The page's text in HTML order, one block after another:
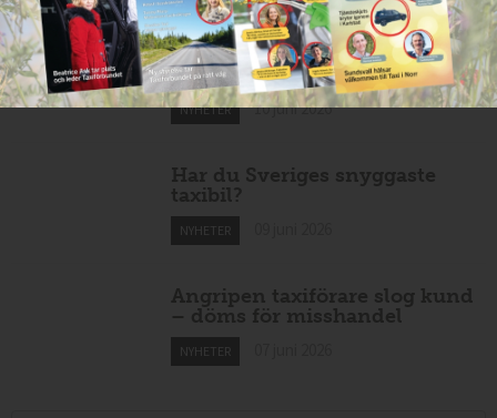
Mexikansk elbil för 80 000
kronor ny på marknaden
NYHETER 10 juni 2026
Har du Sveriges snyggaste
taxibil?
NYHETER
Angripen taxiförare slog kund
– döms för misshandel
NYHETER